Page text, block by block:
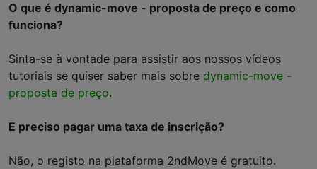
O que é dynamic-move - proposta de preço e como
funciona?
Sinta-se à vontade para assistir aos nossos vídeos
tutoriais se quiser saber mais sobre dynamic-move -
proposta de preço.
E preciso pagar uma taxa de inscrição?
Não, o registo na plataforma 2ndMove é gratuito.